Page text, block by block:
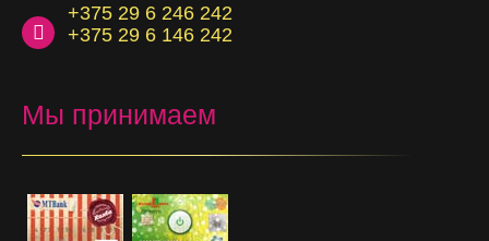
+375 29 6 246 242
+375 29 6 146 242
Мы принимаем